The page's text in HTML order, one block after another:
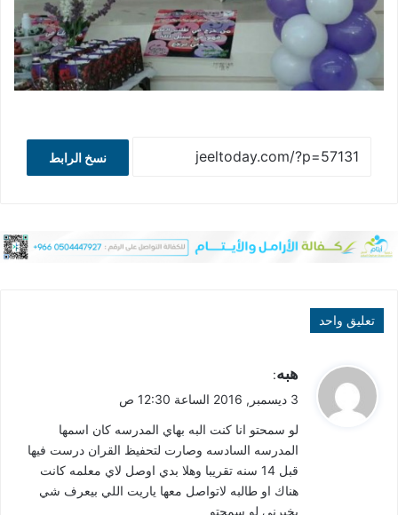
نسخ الرابط
تعليق واحد
ي
ق
ل
هبه:
3 ديسمبر, 2016 الساعة 12:30 ص
لو سمحتو انا كنت البه بهاي المدرسه كان اسمها
المدرسه السادسه وصارت لتحفيظ القران درست فيها
قبل 14 سنه تقريبا وهلا بدي اوصل لاي معلمه كانت
هناك او طالبه لاتواصل معها ياريت اللي بيعرف شي
يخبرني لو سمحتو